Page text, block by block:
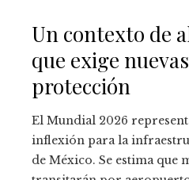
Un contexto de
que exige
protección
El Mundial 2026
inflexión para la
de México. Se estima que